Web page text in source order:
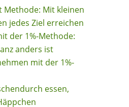
Methode: Mit kleinen
jedes Ziel erreichen
der 1%-Methode:
anders ist
mit der 1%-
essen,